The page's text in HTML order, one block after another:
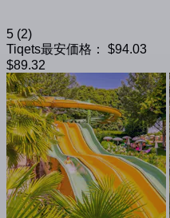
5 (2)
Tiqets最安価格：
$94.03
$89.32